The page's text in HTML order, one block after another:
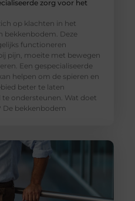
zorg voor het
op klachten in het
bekkenbodem. Deze
functioneren
pijn, moeite met bewegen
Een gespecialiseerde
helpen om de spieren en
beter te laten
ondersteunen. Wat doet
De bekkenbodem